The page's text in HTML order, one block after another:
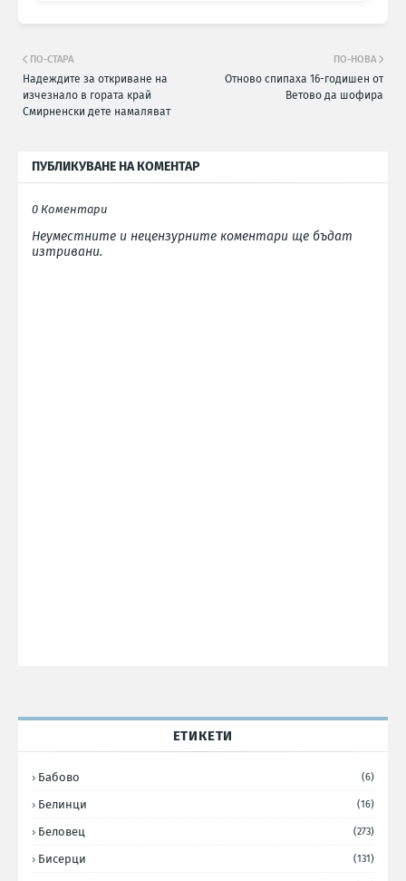
ПО-НОВА
Отново спипаха 16-годишен от
Ветово да шофира
ПО-СТАРА
Надеждите за откриване на
изчезнало в гората край
Смирненски дете намаляват
ПУБЛИКУВАНЕ НА КОМЕНТАР
0 Коментари
Неуместните и нецензурните коментари ще бъдат
изтривани.
ЕТИКЕТИ
Бабово (6)
Белинци (16)
Беловец (273)
Бисерци (131)